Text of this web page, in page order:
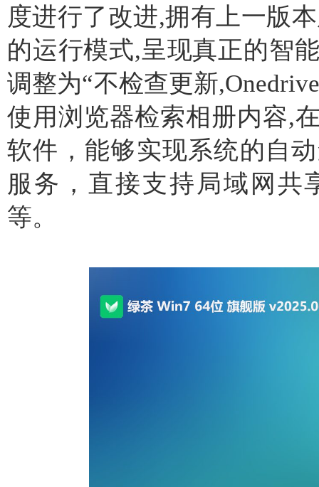
度进行了改进,拥有上一版
的运行模式,呈现真正的智
调整为“不检查更新
使用浏览器检索相册内容,
软件，能够实现系统的自
服务，直接支持局域网共
等。